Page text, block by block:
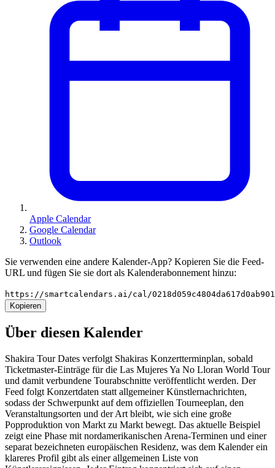
Apple Calendar
Google Calendar
Outlook
Sie verwenden eine andere Kalender-App? Kopieren Sie die Feed-
URL und fügen Sie sie dort als Kalenderabonnement hinzu:
https://smartcalendars.ai/cal/
Kopieren
Über diesen Kalender
Shakira Tour Dates verfolgt Shakiras Konzertterminplan, sobald
Ticketmaster-Einträge für die Las Mujeres Ya No Lloran World Tour
und damit verbundene Tourabschnitte veröffentlicht werden. Der
Feed folgt Konzertdaten statt allgemeiner Künstlernachrichten,
sodass der Schwerpunkt auf dem offiziellen Tourneeplan, den
Veranstaltungsorten und der Art bleibt, wie sich eine große
Popproduktion von Markt zu Markt bewegt. Das aktuelle Beispiel
zeigt eine Phase mit nordamerikanischen Arena-Terminen und einer
separat bezeichneten europäischen Residenz, was dem Kalender ein
klareres Profil gibt als einer allgemeinen Liste von